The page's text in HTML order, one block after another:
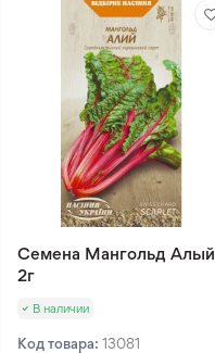
Семена Мангольд Алый
2г
В наличии
Код товара: 13081